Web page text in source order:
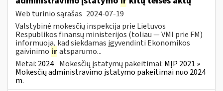
Web turinio sąrašas 2024-07-19
Valstybinė mokesčių inspekcija prie Lietuvos
Respublikos finansų ministerijos (toliau — VMI prie FM)
informuoja, kad siekdamas įgyvendinti Ekonomikos
gaivinimo iratsparumo...
Metai: 2024 Mokesčių įstatymų pakeitimai: MĮP 2021 »
Mokesčių administravimo įstatymo pakeitimai nuo 2024
m.